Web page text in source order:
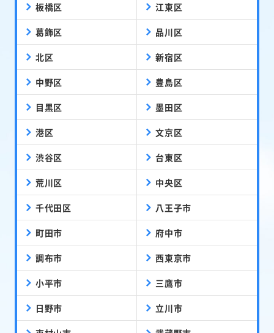
板橋区 江東区
葛飾区 品川区
北区 新宿区
中野区 豊島区
目黒区 墨田区
港区 文京区
渋谷区 台東区
荒川区 中央区
千代田区 八王子市
町田市 府中市
調布市 西東京市
小平市 三鷹市
日野市 立川市